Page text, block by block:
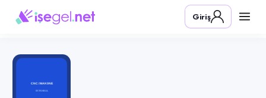
Pozisyon
CNC Operatörü
Faa Tim Makine İmalat
Kategori
Giriş